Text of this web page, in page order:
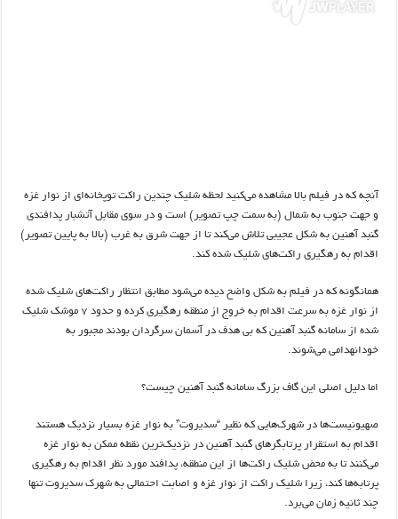
آنچه که در فیلم بالا مشاهده می‌کنید لحظه شلیک چندین راکت توپخانه‌ای از نوار غزه
و جهت جنوب به شمال (به سمت چپ تصویر) است و در سوی مقابل آتشبار پدافندی
گنبد آهنین به شکل عجیبی تلاش می‌کند تا از جهت شرق به غرب (بالا به پایین تصویر)
اقدام به رهگیری راکت‌های شلیک شده کند.
همانگونه که در فیلم به شکل واضح دیده می‌شود مطابق انتظار راکت‌های شلیک شده
از نوار غزه به سرعت اقدام به خروج از منطقه رهگیری کرده و حدود ۷ موشک شلیک
شده از سامانه گنبد آهنین که بی هدف در آسمان سرگردان بودند مجبور به
خودانهدامی می‌شوند.
اما دلیل اصلی این گاف بزرگ سامانه گنبد آهنین چیست؟
صهیونیست‌ها در شهرک‌هایی که نظیر “سدیروت” به نوار غزه بسیار نزدیک هستند
اقدام به استقرار پرتابگرهای گنبد آهنین در نزدیک‌ترین نقطه ممکن به نوار غزه
می‌کنند تا به محض شلیک راکت‌ها از این منطقه، پدافند مورد نظر اقدام به رهگیری
پرتابه‌ها کند، زیرا شلیک راکت از نوار غزه و اصابت احتمالی به شهرک سدیروت تنها
چند ثانیه زمان می‌برد.